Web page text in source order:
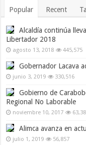
Popular Recent
Alcaldía continúa
Libertador 2018
agosto 13, 2018 445,575
Gobernador Lacava
junio 3, 2019 330,516
Gobierno de
Regional No Laborable
noviembre 10, 2017
Alimca avanza en
julio 1, 2019 56,857